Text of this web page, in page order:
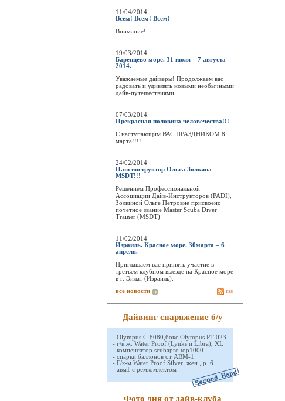
11/04/2014
Всем! Всем! Всем!
Внимание!
19/03/2014
Баренцево море. 31 июля – 7 августа
2014.
Уважаемые дайверы! Продолжаем вас
радовать и удивлять новыми необычными
дайв-путешествиями.
07/03/2014
Прекрасная половина человечества!!!
C наступающим ВАС ПРАЗДНИКОМ 8
марта!!!!
24/02/2014
Наш инструктор Ольга Золкина -
MSDT!!!
Решением Профессиональной
Ассоциации Дайв-Инструкторов (PADI),
Золкиной Ольге Петровне присвоено
почетное звание Master Scuba Diver
Trainer (MSDT)
11/02/2014
Израиль. Красное море. 30марта – 6
апреля.
Приглашаем вас принять участие в
третьем клубном выезде на Красное море
в г. Эйлат (Израиль).
все новости rss
Дайвинг снаряжение б/у
- Olympus C-8080,бокс Olympus PT-023
- г/к ж. Water Proof (Lynks и Libra), XL
- компенсатор scubapro top1000
- спарки баллонов от АВМ-1
- Г/к-м Water Proof Silver, жен., р. 6
- авм1 с ремкомлектом
Фото дня от дайв-клуба